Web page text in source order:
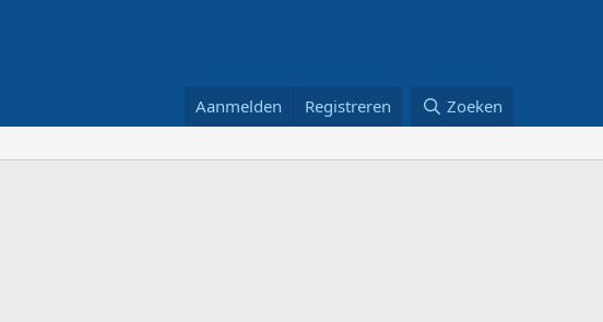
Aanmelden Registreren Zoeken